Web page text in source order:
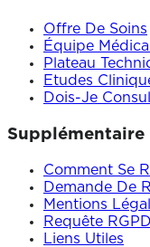
Offre De Soins
Équipe
Plateau
Etudes
Dois-Je
Supplémentaire
Comment Se
Demande De
Mentions
Requête RGPD
Liens Utiles